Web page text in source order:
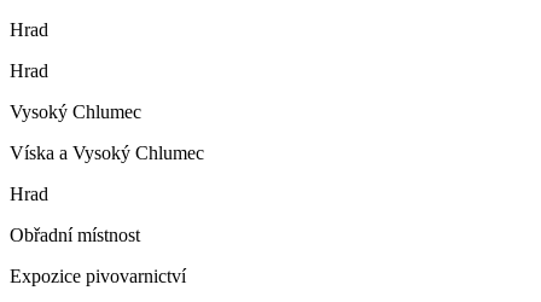
Hrad
Hrad
Vysoký Chlumec
Víska a Vysoký Chlumec
Hrad
Obřadní místnost
Expozice pivovarnictví